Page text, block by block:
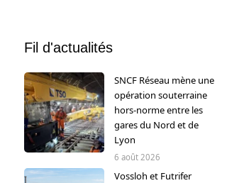
Fil d'actualités
SNCF Réseau mène une
opération souterraine
hors-norme entre les
gares du Nord et de
Lyon
6 août 2026
Vossloh et Futrifer